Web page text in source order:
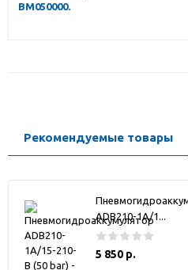
BM050000.
Рекомендуемые товары
ADB210-1A/1...
5 850 р.